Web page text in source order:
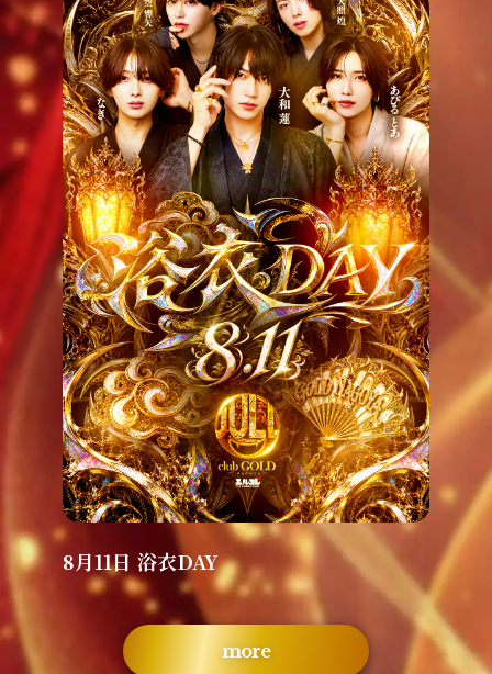
8月11日 浴衣DAY
more